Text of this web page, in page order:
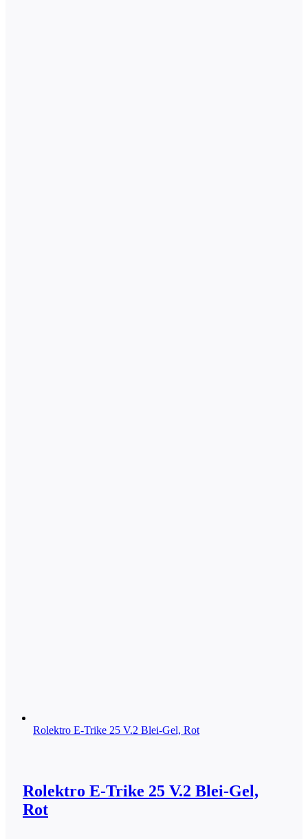
Rolektro E-Trike 25 V.2 Blei-Gel, Rot
Rolektro E-Trike 25 V.2 Blei-Gel,
Rot